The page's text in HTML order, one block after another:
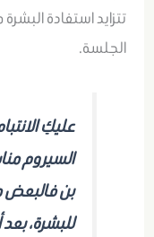
تتزايد استفادة
الجلسة.
عليكِ
السيروم
بن
للبشرة،